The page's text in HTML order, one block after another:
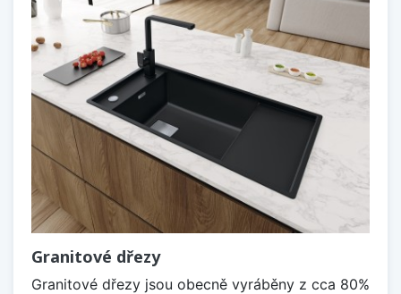
Granitové dřezy
Granitové dřezy jsou obecně vyráběny z cca 80%